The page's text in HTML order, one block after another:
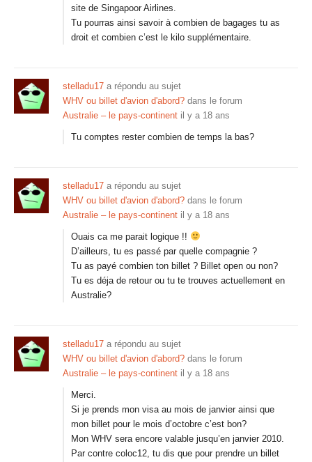
site de Singapoor Airlines.
Tu pourras ainsi savoir à combien de bagages tu as
droit et combien c’est le kilo supplémentaire.
stelladu17 a répondu au sujet
WHV ou billet d'avion d'abord? dans le forum
Australie – le pays-continent il y a 18 ans
Tu comptes rester combien de temps la bas?
stelladu17 a répondu au sujet
WHV ou billet d'avion d'abord? dans le forum
Australie – le pays-continent il y a 18 ans
Ouais ca me parait logique !!
D’ailleurs, tu es passé par quelle compagnie ?
Tu as payé combien ton billet ? Billet open ou non?
Tu es déja de retour ou tu te trouves actuellement en
Australie?
stelladu17 a répondu au sujet
WHV ou billet d'avion d'abord? dans le forum
Australie – le pays-continent il y a 18 ans
Merci.
Si je prends mon visa au mois de janvier ainsi que
mon billet pour le mois d’octobre c’est bon?
Mon WHV sera encore valable jusqu’en janvier 2010.
Par contre coloc12, tu dis que pour prendre un billet